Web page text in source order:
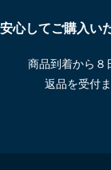
安心してご購入い
商品到着から８
返品を受付ま